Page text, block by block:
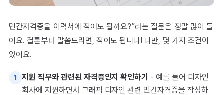
민간자격증을 이력서에 적어도 될까요?”라는 질문은 정말 많이 들
어요. 결론부터 말씀드리면, 적어도 됩니다! 다만, 몇 가지 조건이
있어요.
1 지원 직무와 관련된 자격증인지 확인하기 - 예를 들어 디자인
회사에 지원하면서 그래픽 디자인 관련 민간자격증을 작성하